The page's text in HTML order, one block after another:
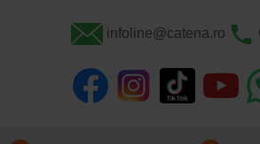
infoline@catena.ro